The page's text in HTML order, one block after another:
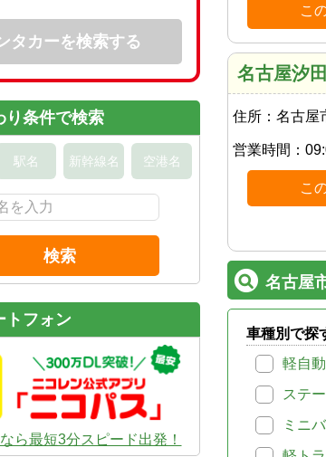
こ
名古屋汐
住所： 名古屋
営業時間：
こ
名古屋
車種別で探
軽自
ステ
ミニ
タカーを検索する
り条件で検索
駅名 新幹線名 空港名
検索
トフォン
ら最短3分スピード出発！